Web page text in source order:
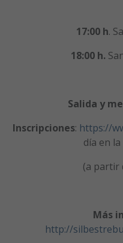
17:00 h.
18:00 h.
Salida y
Inscripciones: https://
día en
(a partir
Más
http://